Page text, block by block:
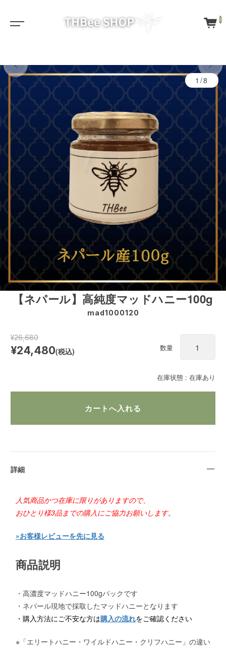
0
1/8
【ネパール】高純度マッドハニー100g
mad1000120
在庫状態 : 在庫あり
¥26,680
¥24,480(税込) 数量
詳細
人気商品かつ在庫に限りがありますので、
おひとり様3品までの購入 にご協力お願いします。
»お客様レビューを先に見る
商品説明
・高濃度マッドハニー100gパックです
・ネパール現地で採取したマッドハニーとなります
・購入方法にご不安な方は購入の流れをご確認ください
※「エリートハニー・ワイルドハニー・クリフハニー」の違い